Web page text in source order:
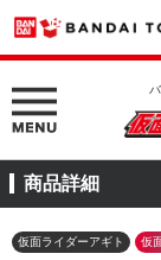
商品詳細
仮面ライダーアギト 仮